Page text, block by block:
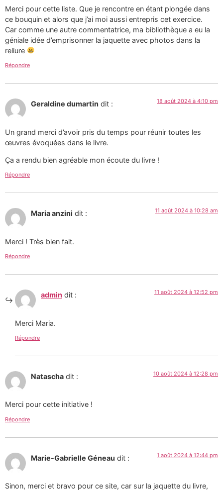
Merci pour cette liste. Que je rencontre en étant plongée dans
ce bouquin et alors que j’ai moi aussi entrepris cet exercice.
Car comme une autre commentatrice, ma bibliothèque a eu la
géniale idée d’emprisonner la jaquette avec photos dans la
reliure
Répondre
Geraldine dumartin dit : 18 août 2024 à 4:10 pm
Un grand merci d’avoir pris du temps pour réunir toutes les
œuvres évoquées dans le livre.
Ça a rendu bien agréable mon écoute du livre !
Répondre
Maria anzini dit : 11 août 2024 à 10:28 am
Merci ! Très bien fait.
Répondre
admin dit : 11 août 2024 à 12:52 pm
Merci Maria.
Répondre
Natascha dit : 10 août 2024 à 12:28 pm
Merci pour cette initiative !
Répondre
Marie-Gabrielle Géneau dit : 1 août 2024 à 12:44 pm
Sinon, merci et bravo pour ce site, car sur la jaquette du livre,